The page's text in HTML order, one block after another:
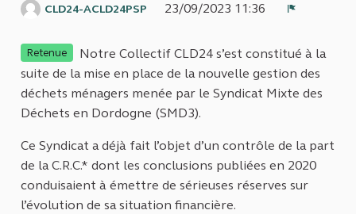
CLD24-ACLD24PSP
23/09/2023 11:36
Retenue
Notre Collectif CLD24 s’est constitué à la
suite de la mise en place de la nouvelle gestion des
déchets ménagers menée par le Syndicat Mixte des
Déchets en Dordogne (SMD3).
Ce Syndicat a déjà fait l’objet d’un contrôle de la part
de la C.R.C.* dont les conclusions publiées en 2020
conduisaient à émettre de sérieuses réserves sur
l’évolution de sa situation financière.